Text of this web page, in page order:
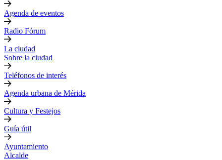
Agenda de eventos
Radio Fórum
La ciudad
Sobre la ciudad
Teléfonos de interés
Agenda urbana de Mérida
Cultura y Festejos
Guía útil
Ayuntamiento
Alcalde